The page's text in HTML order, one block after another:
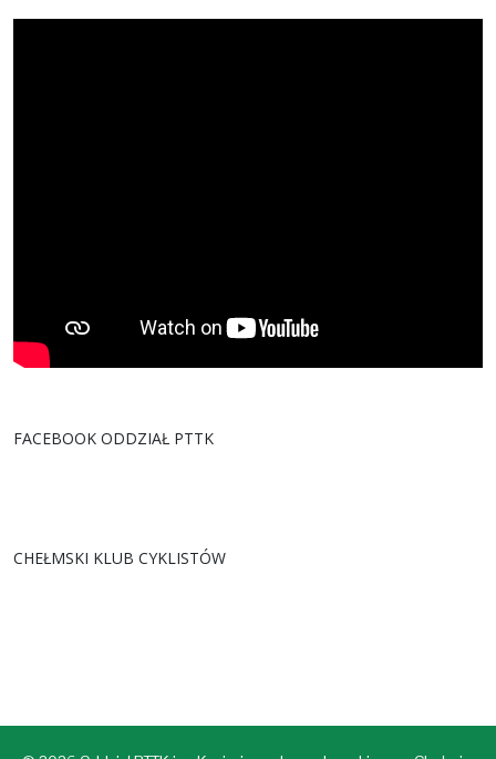
FACEBOOK ODDZIAŁ PTTK
CHEŁMSKI KLUB CYKLISTÓW